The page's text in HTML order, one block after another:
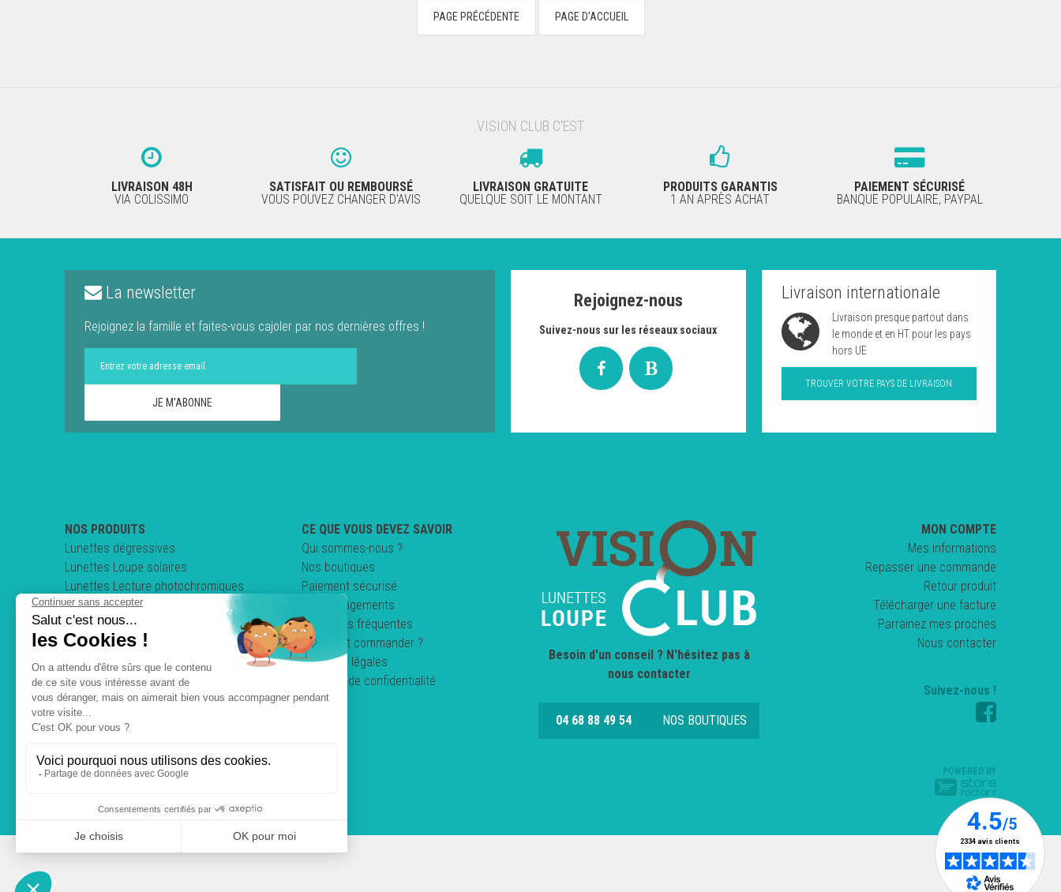
VISION CLUB C'EST
LIVRAISON 48H
VIA COLISSIMO
SATISFAIT OU REMBOURSÉ
VOUS POUVEZ CHANGER D'AVIS
LIVRAISON GRATUITE
QUELQUE SOIT LE MONTANT
PRODUITS GARANTIS
1 AN APRÈS ACHAT
PAIEMENT SÉCURISÉ
BANQUE POPULAIRE, PAYPAL
La newsletter
Rejoignez la famille et faites-vous cajoler par nos dernières offres !
Rejoignez-nous
Suivez-nous sur les réseaux sociaux
Livraison internationale
Livraison presque partout dans
le monde et en HT pour les pays
hors UE
TROUVER VOTRE PAYS DE LIVRAISON
NOS PRODUITS
Lunettes dégressives
Lunettes Loupe solaires
Lunettes Lecture photochromiques
Lunettes loupe pliables
Clips & Sur-lunettes
Lunettes de conduite
CE QUE VOUS DEVEZ SAVOIR
Qui sommes-nous ?
Nos boutiques
Paiement sécurisé
Nos engagements
Questions fréquentes
Comment commander ?
Mentions légales
Politique de confidentialité
C.G.V
Besoin d'un conseil ? N'hésitez pas à
nous contacter
04 68 88 49 54 NOS BOUTIQUES
MON COMPTE
Mes informations
Repasser une commande
Retour produit
Télécharger une facture
Parrainez mes proches
Nous contacter
Suivez-nous !
POWERED BY